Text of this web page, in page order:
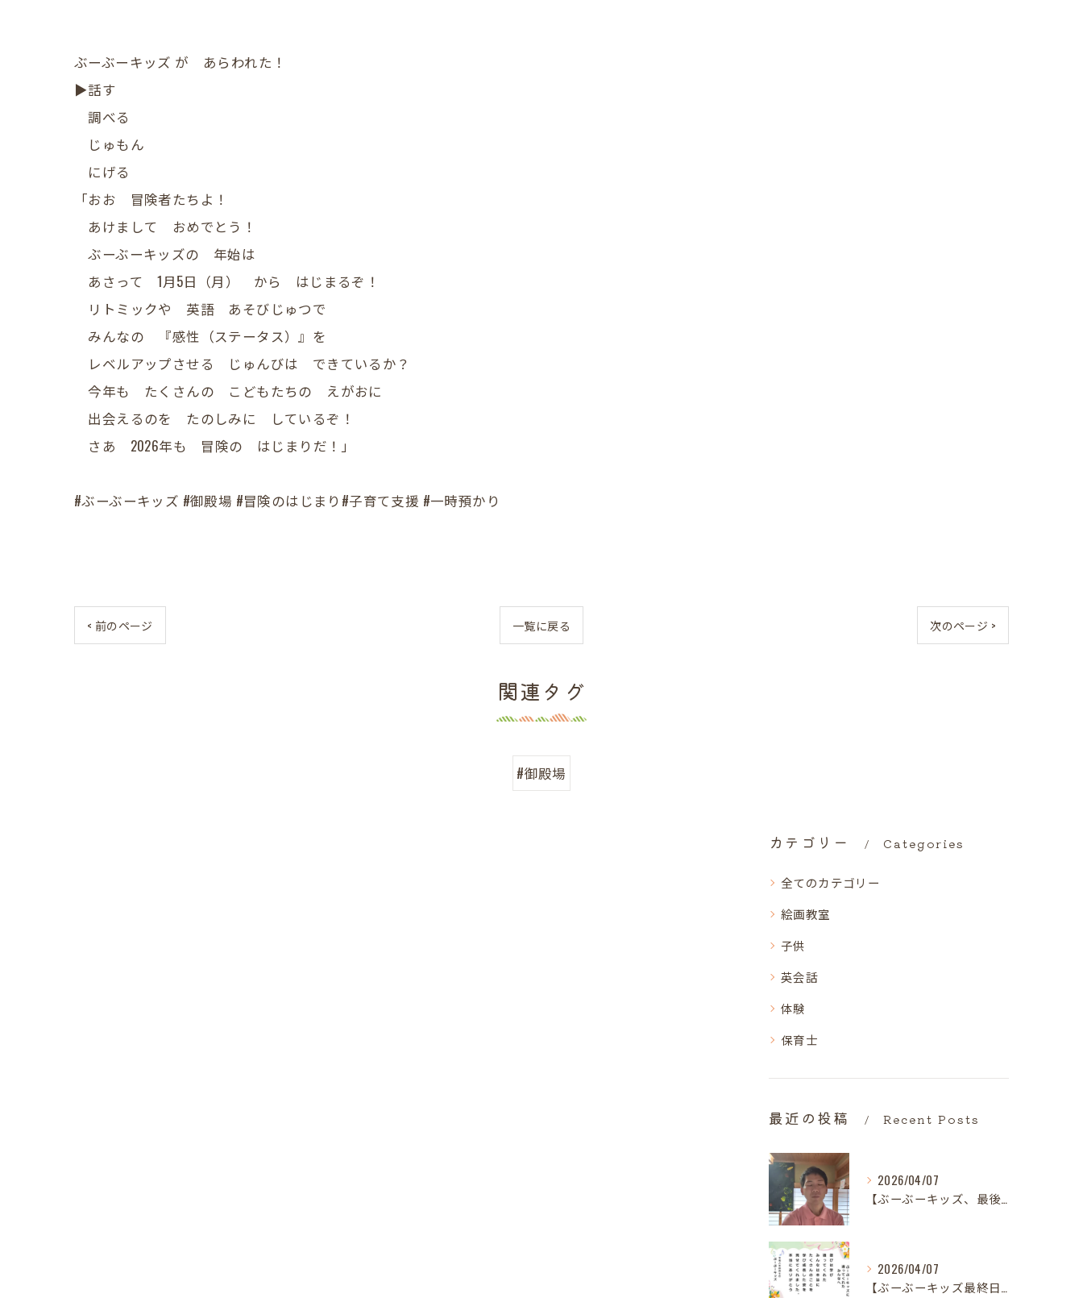
ぶーぶーキッズ が あらわれた！
​▶︎話す
調べる
じゅもん
にげる
​「おお 冒険者たちよ！
あけまして おめでとう！
​ ぶーぶーキッズの 年始は
あさって 1月5日（月） から はじまるぞ！
​ リトミックや 英語 あそびじゅつで
みんなの 『感性（ステータス）』を
レベルアップさせる じゅんびは できているか？
​ 今年も たくさんの こどもたちの えがおに
出会えるのを たのしみに しているぞ！
​ さあ 2026年も 冒険の はじまりだ！」
#ぶーぶーキッズ #御殿場 #冒険のはじまり#子育て支援 #一時預かり
< 前のページ 一覧に戻る 次のページ >
関連タグ
#御殿場
カテゴリー Categories
全てのカテゴリー
絵画教室
子供
英会話
体験
保育士
最近の投稿 Recent Posts
2026/04/07
【ぶーぶーキッズ、最後の日。
2026/04/07
【ぶーぶーキッズ最終日✨ 笑顔とはじける歓声で駆け抜けた最高...